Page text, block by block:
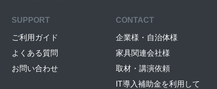
SUPPORT
ご利用ガイド
よくある質問
お問い合わせ
CONTACT
企業様・自治体様
家具関連会社様
取材・講演依頼
IT導入補助金を利用して